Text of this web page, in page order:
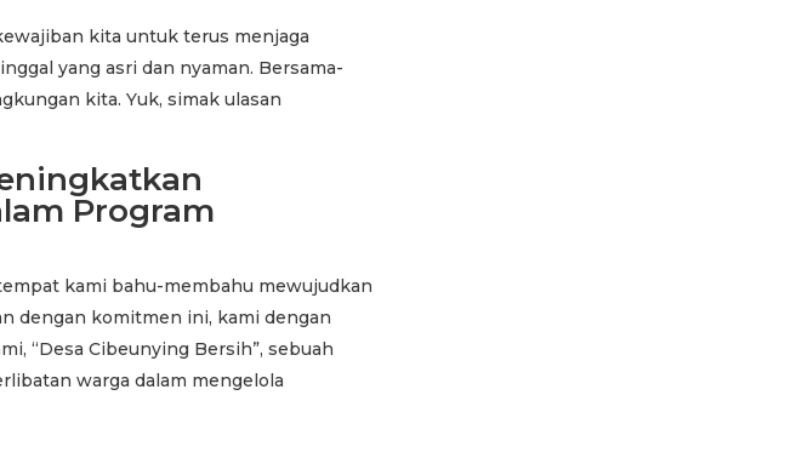
kita untuk terus menjaga
yang asri dan nyaman. Bersama-
kita. Yuk, simak ulasan
Program
kami bahu-membahu mewujudkan
dengan komitmen ini, kami dengan
“Desa Cibeunying Bersih”, sebuah
warga dalam mengelola